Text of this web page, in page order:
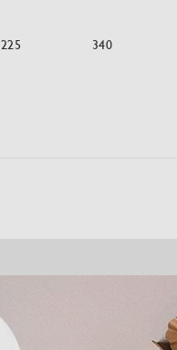
225 340